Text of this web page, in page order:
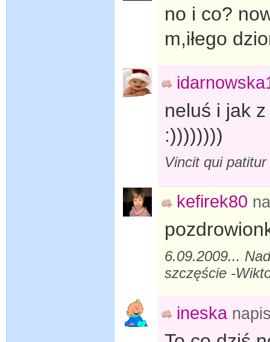
no i co?
m,iłego
neluś i jak z
:))))))))
Vincit qui
kefirek80
6.09.2009...
szczęście -
ineska